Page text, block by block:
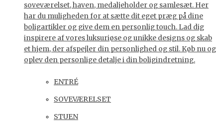
soveværelset, haven, medaljeholder og samlesæt. Her
har du muligheden for at sætte dit eget præg på dine
boligartikler og give dem en personlig touch. Lad dig
inspirere af vores luksuriøse og unikke designs og skab
et hjem, der afspejler din personlighed og stil. Køb nu og
oplev den personlige detalje i din boligindretning.
ENTRÉ
SOVEVÆRELSET
STUEN